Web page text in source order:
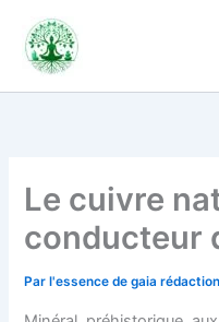
contenu
Le cuivre
conducteur
Par l'essence de gaia